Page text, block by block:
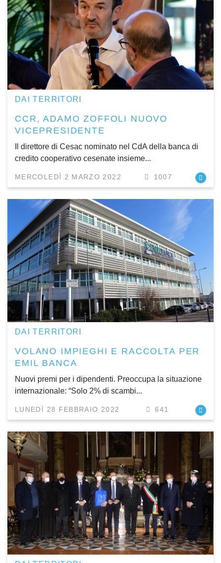
DAI TERRITORI
CCR, ADAMO ZOFFOLI NUOVO
VICEPRESIDENTE
Il direttore di Cesac nominato nel CdA della banca di
credito cooperativo cesenate insieme...
MERCOLEDÌ 2 MARZO 2022 1007
DAI TERRITORI
VOLANO IMPIEGHI E RACCOLTA PER
EMIL BANCA
Nuovi premi per i dipendenti. Preoccupa la situazione
internazionale: “Solo 2% di scambi...
LUNEDÌ 28 FEBBRAIO 2022 641